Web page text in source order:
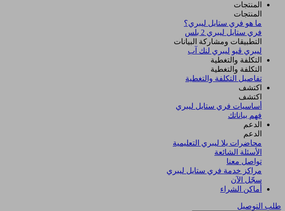
المنتجات
المنتجات
ما هو فري ستايل ليبري؟
فري ستايل ليبري 2 بلس​
التطبيقات ومشاركة البيانات
ليبري ڤيو ليبري لنك آب
التكلفة والتغطية
التكلفة والتغطية
تفاصيل التكلفة والتغطية
اكتشف​
اكتشف​
أساسيات فري ستايل ليبري
فهم بياناتك
الدعم
الدعم
محاضرات يلا ليبري التعليمية
الأسئلة الشائعة
تواصل معنا
مراكز خدمة فري ستايل ليبري
سجّل الآن​
أماكن الشراء
طلب التوصيل